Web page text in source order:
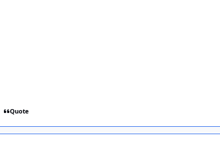
Quote